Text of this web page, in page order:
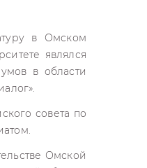
в Омском
являлся
в области
совета по
Омской